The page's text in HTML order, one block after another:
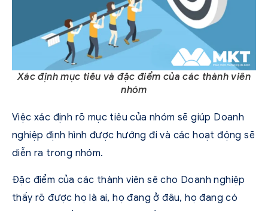
Xác định mục tiêu và đặc điểm của các thành viên
nhóm
Việc xác định rõ mục tiêu của nhóm sẽ giúp Doanh
nghiệp định hình được hướng đi và các hoạt động sẽ
diễn ra trong nhóm.
Đặc điểm của các thành viên sẽ cho Doanh nghiệp
thấy rõ được họ là ai, họ đang ở đâu, họ đang có